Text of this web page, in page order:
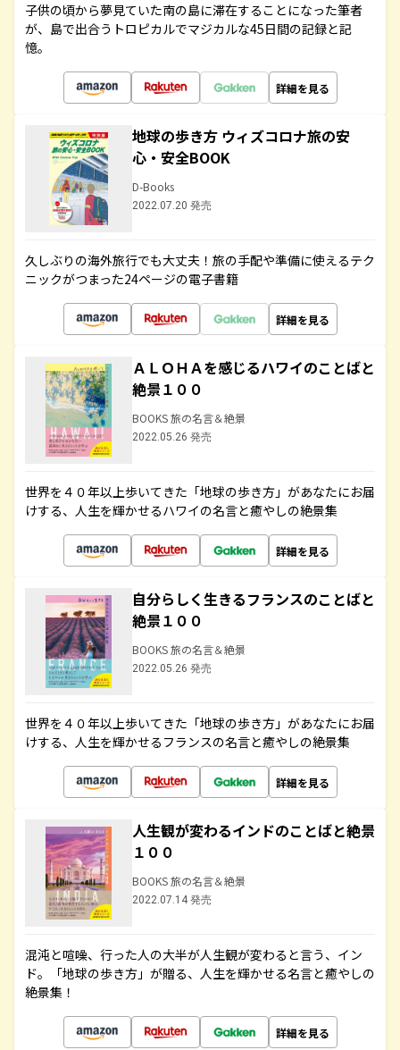
子供の頃から夢見ていた南の島に滞在することになった筆者
が、島で出合うトロピカルでマジカルな45日間の記録と記
憶。
詳細を見る
地球の歩き方 ウィズコロナ旅の安
心・安全BOOK
D-Books
2022.07.20 発売
久しぶりの海外旅行でも大丈夫！旅の手配や準備に使えるテク
ニックがつまった24ページの電子書籍
詳細を見る
ＡＬＯＨＡを感じるハワイのことばと
絶景１００
BOOKS 旅の名言＆絶景
2022.05.26 発売
世界を４０年以上歩いてきた「地球の歩き方」があなたにお届
けする、人生を輝かせるハワイの名言と癒やしの絶景集
詳細を見る
自分らしく生きるフランスのことばと
絶景１００
BOOKS 旅の名言＆絶景
2022.05.26 発売
世界を４０年以上歩いてきた「地球の歩き方」があなたにお届
けする、人生を輝かせるフランスの名言と癒やしの絶景集
詳細を見る
人生観が変わるインドのことばと絶景
１００
BOOKS 旅の名言＆絶景
2022.07.14 発売
混沌と喧噪、行った人の大半が人生観が変わると言う、イン
ド。「地球の歩き方」が贈る、人生を輝かせる名言と癒やしの
絶景集！
詳細を見る